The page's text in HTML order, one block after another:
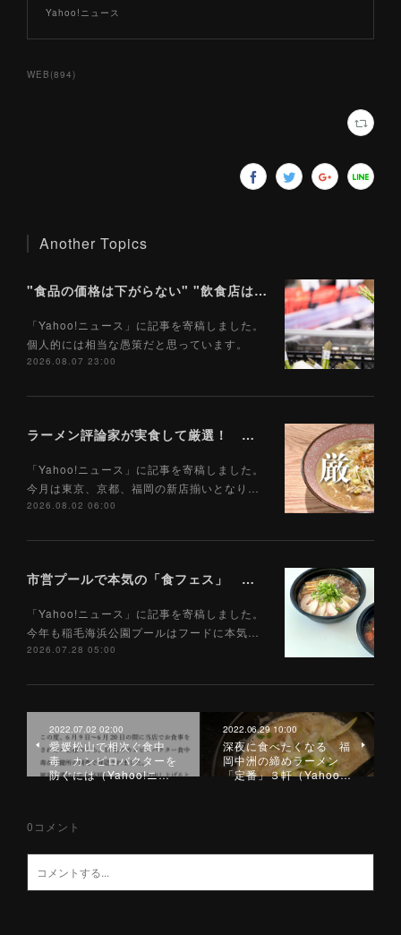
Yahoo!ニュース
WEB (894)
Another Topics
"食品の価格は下がらない" "飲食店は客が減る" 「食料品消費税1％」で私たちの食生活はどうなるのか（Yahoo!ニュース）8/8
「Yahoo!ニュース」に記事を寄稿しました。
個人的には相当な愚策だと思っています。
2026.08.07 23:00
ラーメン評論家が実食して厳選！ 「いま絶対に食べるべきラーメン」ベスト５！【2026年８月】（ Yahoo!ニュース）8/2
「Yahoo!ニュース」に記事を寄稿しました。
今月は東京、京都、福岡の新店揃いとなり…
2026.08.02 06:00
市営プールで本気の「食フェス」 プールサイドで味わえる「ご当地麺」の実力は？（Yahoo!ニュース）7/28
「Yahoo!ニュース」に記事を寄稿しました。
今年も稲毛海浜公園プールはフードに本気…
2026.07.28 05:00
2022.07.02 02:00
愛媛松山で相次ぐ食中
毒 カンピロバクターを
防ぐには（Yahoo!ニ…
2022.06.29 10:00
深夜に食べたくなる 福
岡中洲の締めラーメン
「定番」３軒（Yahoo…
0 コメント